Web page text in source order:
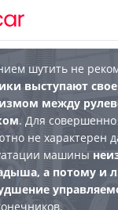
шутить не
выступают
между
. Для совершенно
не характерен
машины
а потому и